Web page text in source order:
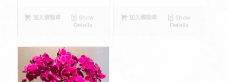
加入購物車
Show
Details
加入購物車
Show
Details